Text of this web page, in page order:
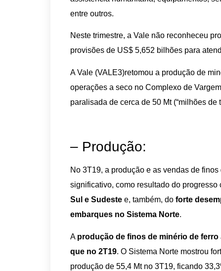
entre outros.
Neste trimestre, a Vale não reconheceu
provisões de US$ 5,652 bilhões para
A Vale (VALE3)retomou a produção de
operações a seco no Complexo de
paralisada de cerca de 50 Mt (“milhões
– Produção:
No 3T19, a produção e as vendas de
significativo, como resultado do progresso
Sul e Sudeste e, também, do forte
embarques no Sistema Norte.
A produção de finos de minério de ferro
que no 2T19. O Sistema Norte mostrou
produção de 55,4 Mt no 3T19, ficando